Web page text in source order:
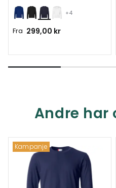
+4
Fra 299,00 kr
Andre har
Kampanje